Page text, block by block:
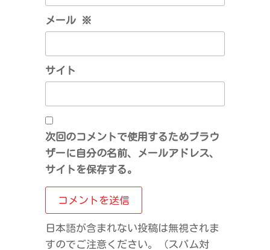
メール ※
サイト
次回のコメントで使用するためブラウ
ザーに自分の名前、メールアドレス、
サイトを保存する。
日本語が含まれない投稿は無視されま
すのでご注意ください。（スパム対